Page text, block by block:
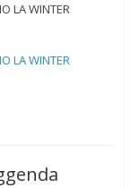
LA WINTER
LA WINTER